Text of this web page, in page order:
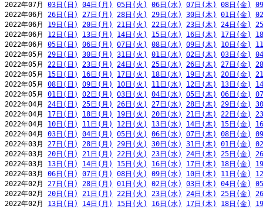
2022年07月 03日(日) 04日(月) 05日(火) 06日(水) 07日(木) 08日(金)
2022年06月 26日(日) 27日(月) 28日(火) 29日(水) 30日(木) 01日(金)
2022年06月 19日(日) 20日(月) 21日(火) 22日(水) 23日(木) 24日(金)
2022年06月 12日(日) 13日(月) 14日(火) 15日(水) 16日(木) 17日(金)
2022年06月 05日(日) 06日(月) 07日(火) 08日(水) 09日(木) 10日(金)
2022年05月 29日(日) 30日(月) 31日(火) 01日(水) 02日(木) 03日(金)
2022年05月 22日(日) 23日(月) 24日(火) 25日(水) 26日(木) 27日(金)
2022年05月 15日(日) 16日(月) 17日(火) 18日(水) 19日(木) 20日(金)
2022年05月 08日(日) 09日(月) 10日(火) 11日(水) 12日(木) 13日(金)
2022年05月 01日(日) 02日(月) 03日(火) 04日(水) 05日(木) 06日(金)
2022年04月 24日(日) 25日(月) 26日(火) 27日(水) 28日(木) 29日(金)
2022年04月 17日(日) 18日(月) 19日(火) 20日(水) 21日(木) 22日(金)
2022年04月 10日(日) 11日(月) 12日(火) 13日(水) 14日(木) 15日(金)
2022年04月 03日(日) 04日(月) 05日(火) 06日(水) 07日(木) 08日(金)
2022年03月 27日(日) 28日(月) 29日(火) 30日(水) 31日(木) 01日(金)
2022年03月 20日(日) 21日(月) 22日(火) 23日(水) 24日(木) 25日(金)
2022年03月 13日(日) 14日(月) 15日(火) 16日(水) 17日(木) 18日(金)
2022年03月 06日(日) 07日(月) 08日(火) 09日(水) 10日(木) 11日(金)
2022年02月 27日(日) 28日(月) 01日(火) 02日(水) 03日(木) 04日(金)
2022年02月 20日(日) 21日(月) 22日(火) 23日(水) 24日(木) 25日(金)
2022年02月 13日(日) 14日(月) 15日(火) 16日(水) 17日(木) 18日(金)